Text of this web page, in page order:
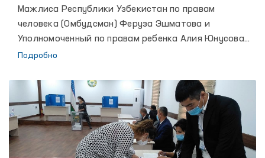
Мажлиса Республики Узбекистан по правам
человека (Омбудсман) Феруза Эшматова и
Уполномоченный по правам ребенка Алия Юнусова
встретились с Председателем Комитета по
Председателем фракции «Поддержка Египта»,
доктором Абдулҳадий Аҳмад Ал-Касаби и с
Чрезвычайным и Полномочным Послом Арабской
Республики Египет в Узбекистане Амирой Фахми.
Подробно